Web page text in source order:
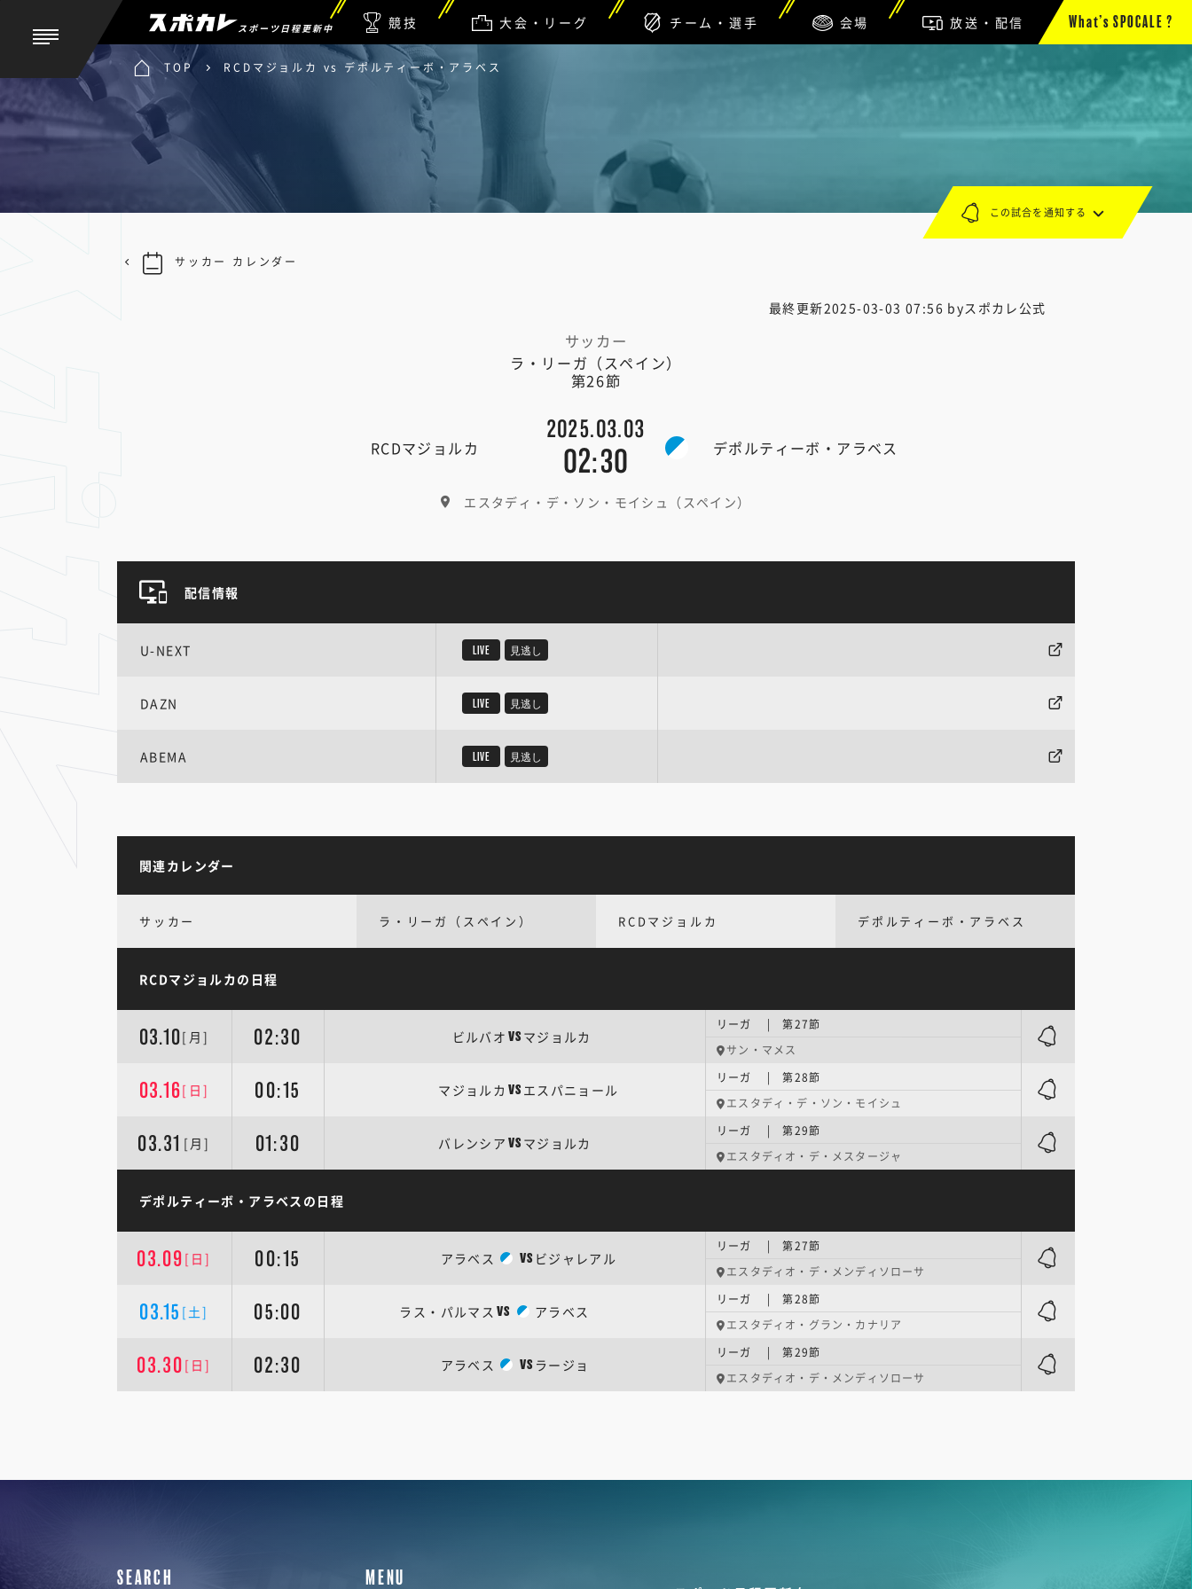
スポーツ日程更新中 競技 大会・リーグ チーム・選手 会場 放送・配信 What’s SPOCALE ?
TOP RCDマジョルカ vs デポルティーボ・アラベス
最終更新2025-03-03 07:56 byスポカレ公式
サッカー
ラ・リーガ（スペイン）
第26節
RCDマジョルカ
2025.03.03
02:30 デポルティーボ・アラベス
エスタディ・デ・ソン・モイシュ（スペイン）
この試合を通知する
サッカー カレンダー
配信情報
U-NEXT LIVE 見逃し
DAZN LIVE 見逃し
ABEMA LIVE 見逃し
関連カレンダー
サッカー ラ・リーガ（スペイン） RCDマジョルカ デポルティーボ・アラベス
RCDマジョルカの日程
03.10[月] 02:30 ビルバオ VS マジョルカ
リーガ | 第27節
サン・マメス
03.16[日] 00:15 マジョルカ VS エスパニョール
リーガ | 第28節
エスタディ・デ・ソン・モイシュ
03.31 [月] 01:30 バレンシア VS マジョルカ
リーガ | 第29節
エスタディオ・デ・メスタージャ
デポルティーボ・アラベスの日程
03.09 [日] 00:15 アラベス VS ビジャレアル
リーガ | 第27節
エスタディオ・デ・メンディソローサ
03.15 [土] 05:00 ラス・パルマス VS アラベス
リーガ | 第28節
エスタディオ・グラン・カナリア
03.30 [日] 02:30 アラベス VS ラージョ
リーガ | 第29節
エスタディオ・デ・メンディソローサ
SEARCH MENU